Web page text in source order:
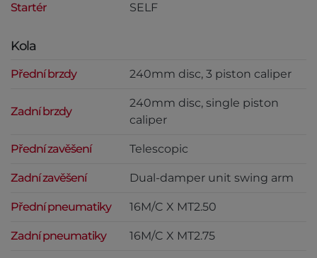
Startér SELF
Kola
Přední brzdy 240mm disc, 3 piston caliper
Zadní brzdy
240mm disc, single piston
caliper
Přední zavěšení Telescopic
Zadní zavěšení Dual-damper unit swing arm
Přední pneumatiky 16M/C X MT2.50
Zadní pneumatiky 16M/C X MT2.75